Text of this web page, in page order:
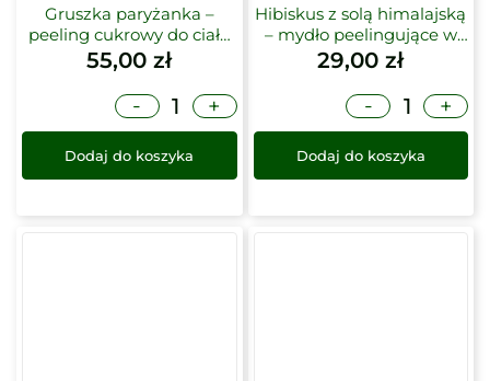
Gruszka paryżanka –
peeling cukrowy do ciała
250 g | Bracia Mydlarze
55,00zł
-
+
Dodaj do koszyka
Hibiskus z solą himalajską
– mydło peelingujące w
kostce | Bracia Mydlarze
29,00zł
-
+
Dodaj do koszyka